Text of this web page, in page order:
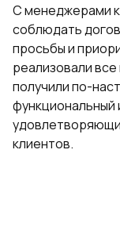
С менеджерами
соблюдать
просьбы и
реализовали
получили по-
функциональный
клиентов.